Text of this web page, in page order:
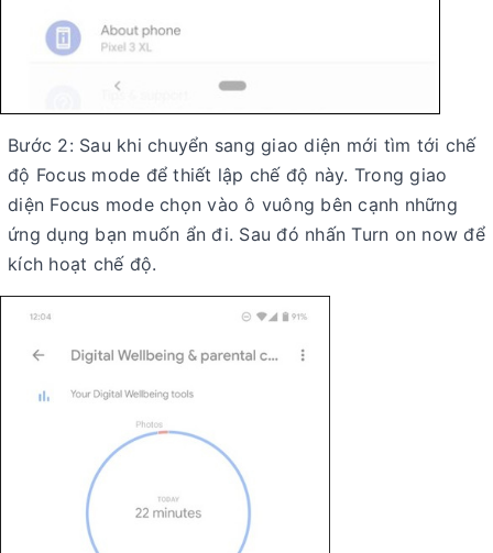
Bước 2: Sau khi chuyển sang giao diện mới tìm tới chế
độ Focus mode để thiết lập chế độ này. Trong giao
diện Focus mode chọn vào ô vuông bên cạnh những
ứng dụng bạn muốn ẩn đi. Sau đó nhấn Turn on now để
kích hoạt chế độ.